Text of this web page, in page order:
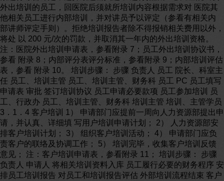
外出培训的员工，回医院后须就所培训内容根据需求对 医院其
他相关员工进行内部培训，并对讲员予以评定（参看有相关内
部讲师评定手则）。拒绝培训报告者除不得报销相关费用以外，
将处 以 200 元/次的罚款，并取消其一年内的外出培训资格。
注：医院外出培训申请表，参看附录 7；员工外出培训协议书，
参看 附录 8；内部评分表评分标准，参看附录 9；内部培训评估
表，参看 附录 10。 培训步骤： 步骤 负责人 员工 院长、科室主
任 员工、培训主管 员工、培训主管、财务科 员工 PC 员工填写
申请表 审批 签订培训协议 员工申请必要款项 员工参加培训 员
工、行政办 员工、培训主管、财务科 培训主管 培训、主管学员
3．1．4 客户培训 1） 申请部门应提前一周向人力资源部提出申
请，并认真、详细填 写用户培训申请计划； 2） 人力资源部安
排客户培训计划； 3） 组织客户培训活动； 4） 申请部门应负
责客户的联络及协调工作； 5） 培训完毕，收集客户培训反馈
意见； 注：客户培训申请表，参看附录 11； 培训步骤： 步骤
负责人 申请人 将相关培训资料入库 员工履行必要的财务程序 安
排员工培训报告 对员工和培训报告评估 外部培训流程结束 客户